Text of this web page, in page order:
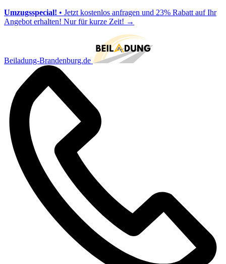
Umzugsspecial! • Jetzt kostenlos anfragen und 23% Rabatt auf Ihr
Angebot erhalten! Nur für kurze Zeit! →
Beiladung-Brandenburg.de